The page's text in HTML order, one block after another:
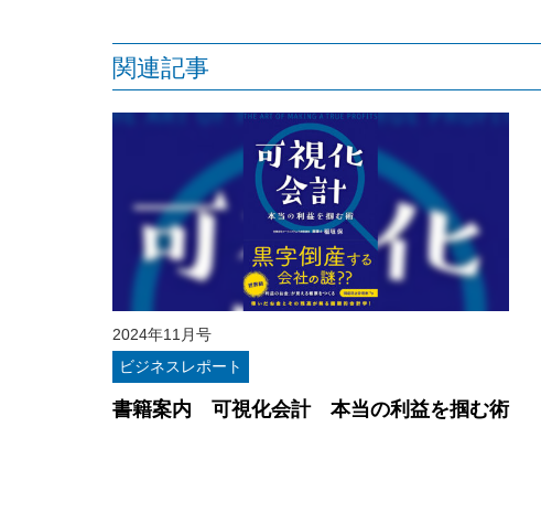
関連記事
2024年11月号
ビジネスレポート
書籍案内 可視化会計 本当の利益を掴む術